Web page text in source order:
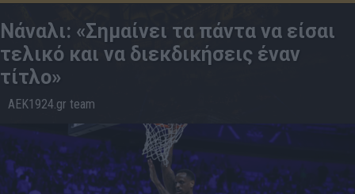
08.5
01:04
Νάναλι: «Σημαίνει τα πάντα να είσαι
τελικό και να διεκδικήσεις έναν
τίτλο»
AEK1924.gr team